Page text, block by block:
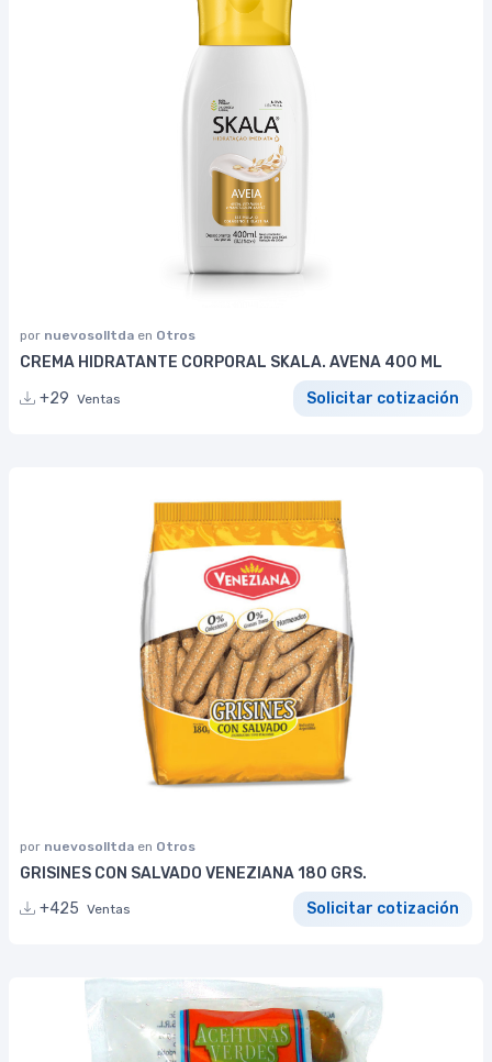
por nuevosolltda en Otros
CREMA HIDRATANTE CORPORAL SKALA. AVENA 400 ML
+29 Ventas Solicitar cotización
por nuevosolltda en Otros
GRISINES CON SALVADO VENEZIANA 180 GRS.
+425 Ventas Solicitar cotización